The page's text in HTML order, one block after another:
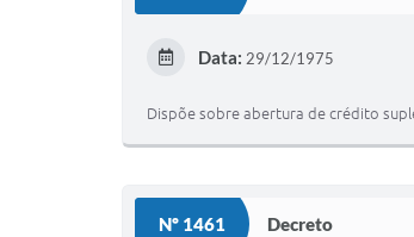
Data: 29/12/1975
Dispõe sobre abertura de crédito
Nº 1461 Decreto